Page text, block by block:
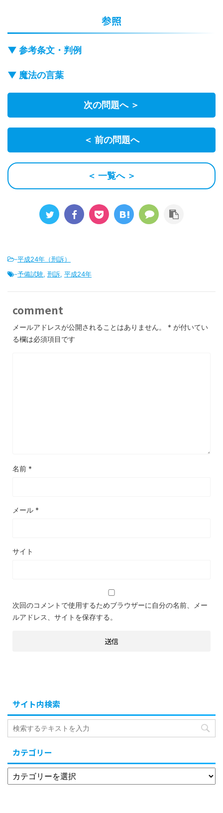
参照
▼ 参考条文・判例
▼ 魔法の言葉
次の問題へ ＞
＜ 前の問題へ
＜ 一覧へ ＞
-平成24年（刑訴）
-予備試験, 刑訴, 平成24年
comment
メールアドレスが公開されることはありません。 * が付いてい
る欄は必須項目です
名前 *
メール *
サイト
次回のコメントで使用するためブラウザーに自分の名前、メー
ルアドレス、サイトを保存する。
サイト内検索
カテゴリー